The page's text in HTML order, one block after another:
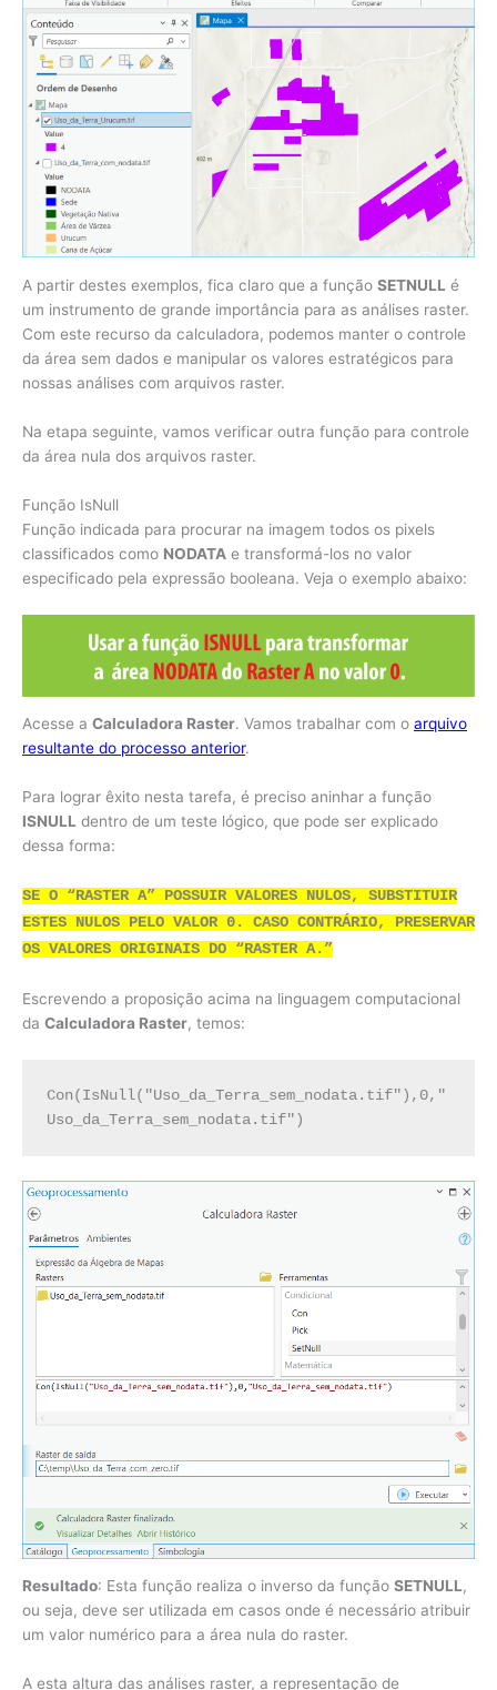
A partir destes exemplos, fica claro que a função SETNULL é
um instrumento de grande importância para as análises raster.
Com este recurso da calculadora, podemos manter o controle
da área sem dados e manipular os valores estratégicos para
nossas análises com arquivos raster.
Na etapa seguinte, vamos verificar outra função para controle
da área nula dos arquivos raster.
Função IsNull
Função indicada para procurar na imagem todos os pixels
classificados como NODATA e transformá-los no valor
especificado pela expressão booleana. Veja o exemplo abaixo:
Acesse a Calculadora Raster. Vamos trabalhar com o arquivo
resultante do processo anterior.
Para lograr êxito nesta tarefa, é preciso aninhar a função
ISNULL dentro de um teste lógico, que pode ser explicado
dessa forma:
SE O “RASTER A” POSSUIR VALORES NULOS, SUBSTITUIR
ESTES NULOS PELO VALOR 0. CASO CONTRÁRIO, PRESERVAR
OS VALORES ORIGINAIS DO “RASTER A.”
Escrevendo a proposição acima na linguagem computacional
da Calculadora Raster, temos:
Con(IsNull("Uso_da_Terra_sem_nodata.tif"),0,"
Uso_da_Terra_sem_nodata.tif")
Resultado: Esta função realiza o inverso da função SETNULL,
ou seja, deve ser utilizada em casos onde é necessário atribuir
um valor numérico para a área nula do raster.
A esta altura das análises raster, a representação de